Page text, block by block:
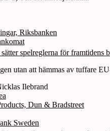
Riksbanken
spelreglerna för framtidens
utan att hämmas av tuffare
Dun & Bradstreet
Sweden